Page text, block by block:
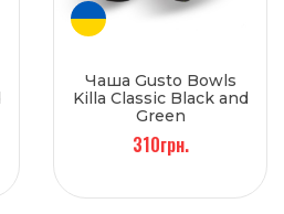
Чаша Gusto Bowls
Killa Classic Black and
Green
310грн.